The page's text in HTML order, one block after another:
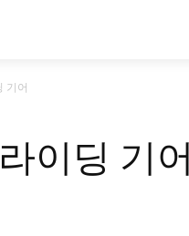
기어
이딩 기어